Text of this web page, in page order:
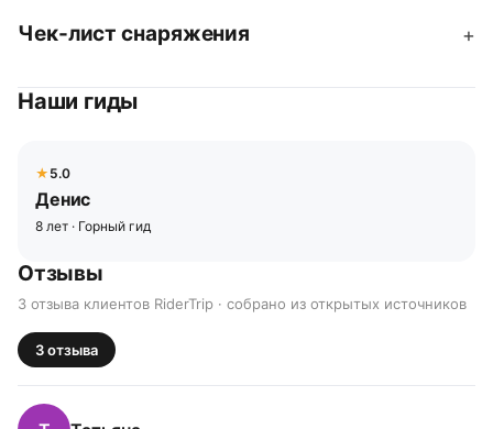
Чек-лист снаряжения +
Наши гиды
5.0
Денис
8 лет · Горный гид
Отзывы
3 отзыва клиентов RiderTrip · собрано из открытых источников
3отзыва